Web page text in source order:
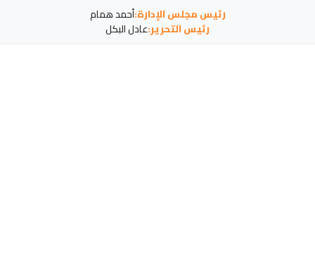
رئيس مجلس الإدارة:أحمد همام
رئيس التحرير:عادل البكل